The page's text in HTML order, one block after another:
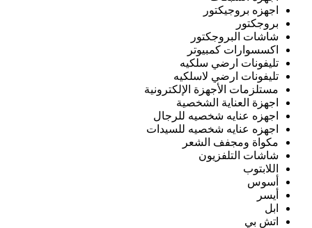
اجهزه بروجيكتور
بروجكتور
شاشات البروجكتور
اكسسوارات كمبيوتر
تليفونات ارضي سلكيه
تليفونات ارضي لاسلكيه
مستلزمات الأجهزة الإلكترونية
اجهزة العناية الشخصية
اجهزه عنايه شخصيه للرجال
اجهزه عنايه شخصيه للسيدات
مكواة ومجفف الشعر
شاشات التلفزيون
اللابتوب
أسوس
أيسر
ابل
اتش بي